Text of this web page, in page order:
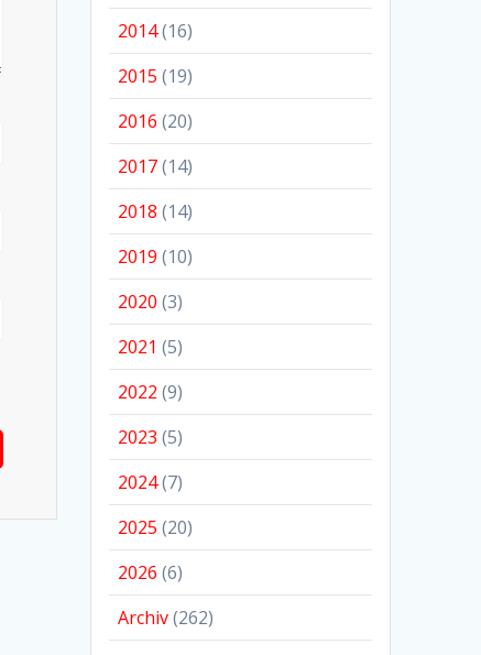
2014(16)
2015 (19)
2016 (20)
2017(14)
2018 (14)
2019 (10)
2020 (3)
2021 (5)
2022 (9)
2023 (5)
2024(7)
2025 (20)
2026 (6)
Archiv(262)